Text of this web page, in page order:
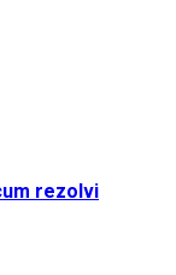
rezolvi